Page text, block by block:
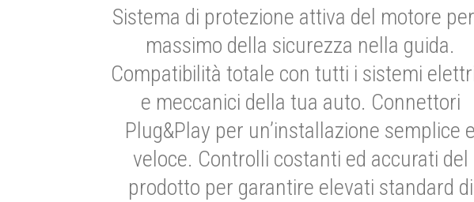
Sistema di protezione attiva del motore
massimo della sicurezza nella guida.
Compatibilità totale con tutti i sistemi
e meccanici della tua auto. Connettori
Plug&Play per un’installazione semplice e
veloce. Controlli costanti ed accurati del
prodotto per garantire elevati standard di